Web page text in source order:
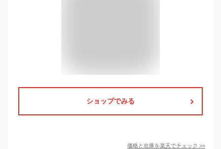
ショップでみる
価格と在庫を楽天でチェック >>